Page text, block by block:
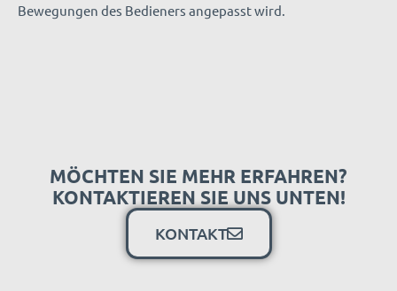
Bewegungen des Bedieners angepasst wird.
MÖCHTEN SIE MEHR ERFAHREN?
KONTAKTIEREN SIE UNS UNTEN!
KONTAKT